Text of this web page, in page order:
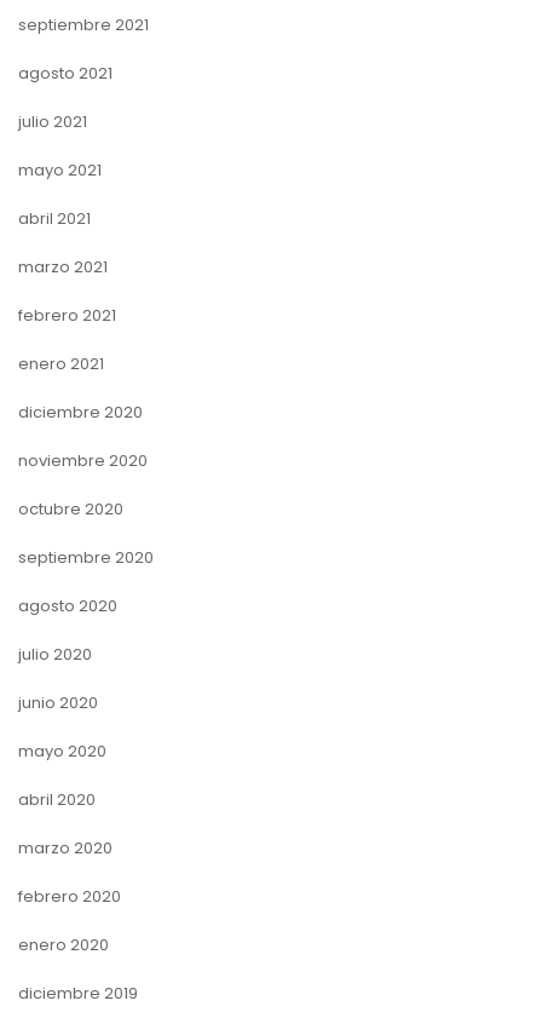
septiembre 2021
agosto 2021
julio 2021
mayo 2021
abril 2021
marzo 2021
febrero 2021
enero 2021
diciembre 2020
noviembre 2020
octubre 2020
septiembre 2020
agosto 2020
julio 2020
junio 2020
mayo 2020
abril 2020
marzo 2020
febrero 2020
enero 2020
diciembre 2019